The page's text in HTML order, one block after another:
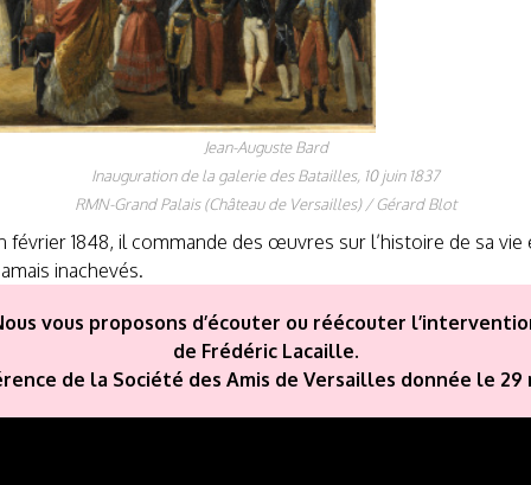
Jean-Auguste Bard
Inauguration de la galerie des Batailles, 10 juin 1837
RMN-Grand Palais (Château de Versailles) / Gérard Blot
février 1848, il commande des œuvres sur l’histoire de sa
inachevés.
vous proposons d’écouter ou réécouter
de Frédéric Lacaille.
de la Société des Amis de Versailles donnée le 29